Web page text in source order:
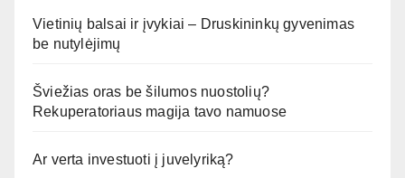
Vietinių balsai ir įvykiai – Druskininkų gyvenimas
be nutylėjimų
Šviežias oras be šilumos nuostolių?
Rekuperatoriaus magija tavo namuose
Ar verta investuoti į juvelyriką?